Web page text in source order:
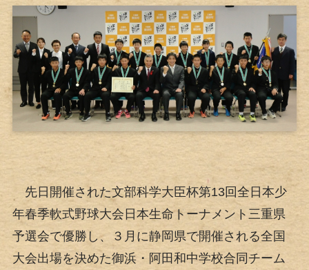
先日開催された文部科学大臣杯第13回全日本少
年春季軟式野球大会日本生命トーナメント三重県
予選会で優勝し、３月に静岡県で開催される全国
大会出場を決めた御浜・阿田和中学校合同チーム